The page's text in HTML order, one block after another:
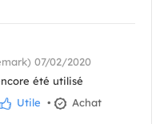
07/02/2020
été utilisé
Utile •
Achat